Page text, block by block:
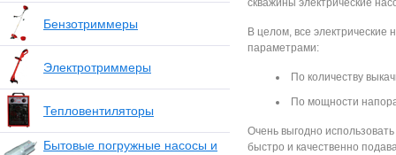
Бензотриммеры
Электротриммеры
Тепловентиляторы
Бытовые погружные насосы и
скважины электрические
В целом, все
параметрами:
По количеству
По мощности
Очень выгодно
быстро и качественно